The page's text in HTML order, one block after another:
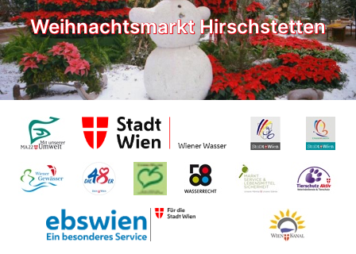
Weihnachtsmarkt Hirschstetten